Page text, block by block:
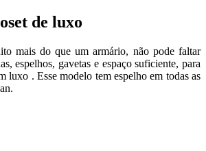
de luxo
mais do que um armário, não pode faltar
espelhos, gavetas e espaço suficiente, para
luxo . Esse modelo tem espelho em todas as